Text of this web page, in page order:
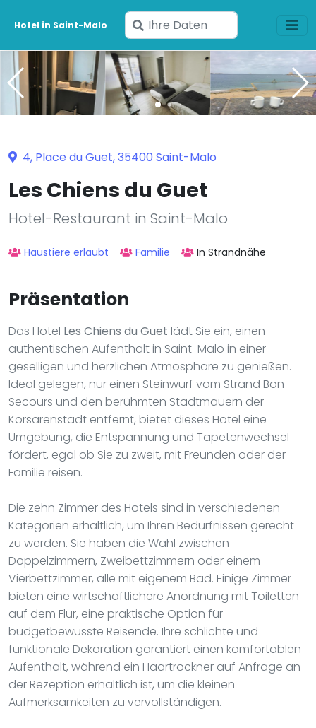
Hotel in Saint-Malo
Geben
Sie
Ihre
Daten
ein
4, Place du Guet, 35400 Saint-Malo
Les Chiens du Guet
Hotel-Restaurant in Saint-Malo
Haustiere erlaubt Familie In Strandnähe
Präsentation
Das Hotel Les Chiens du Guet lädt Sie ein, einen
authentischen Aufenthalt in Saint-Malo in einer
geselligen und herzlichen Atmosphäre zu genießen.
Ideal gelegen, nur einen Steinwurf vom Strand Bon
Secours und den berühmten Stadtmauern der
Korsarenstadt entfernt, bietet dieses Hotel eine
Umgebung, die Entspannung und Tapetenwechsel
fördert, egal ob Sie zu zweit, mit Freunden oder der
Familie reisen.
Die zehn Zimmer des Hotels sind in verschiedenen
Kategorien erhältlich, um Ihren Bedürfnissen gerecht
zu werden. Sie haben die Wahl zwischen
Doppelzimmern, Zweibettzimmern oder einem
Vierbettzimmer, alle mit eigenem Bad. Einige Zimmer
bieten eine wirtschaftlichere Anordnung mit Toiletten
auf dem Flur, eine praktische Option für
budgetbewusste Reisende. Ihre schlichte und
funktionale Dekoration garantiert einen komfortablen
Aufenthalt, während ein Haartrockner auf Anfrage an
der Rezeption erhältlich ist, um die kleinen
Aufmerksamkeiten zu vervollständigen.